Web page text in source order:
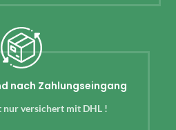
nach Zahlungseingang
nur versichert mit DHL !